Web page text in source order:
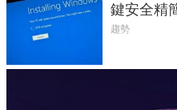
鍵安全精
體與後台
趨勢